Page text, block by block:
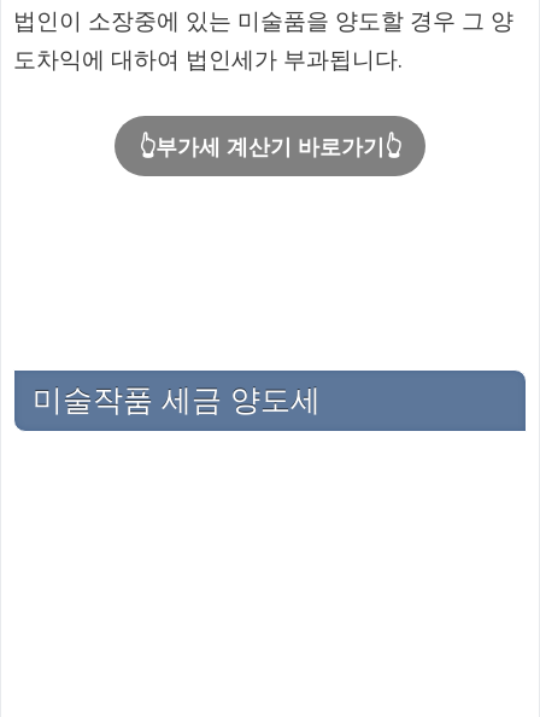
법인이 소장중에 있는 미술품을 양도할 경우 그 양
도차익에 대하여 법인세가 부과됩니다.
👆부가세 계산기 바로가기👆
미술작품 세금 양도세